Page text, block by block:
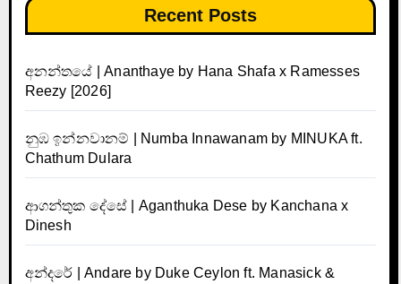
Recent Posts
අනන්තයේ | Ananthaye by Hana Shafa x Ramesses
Reezy [2026]
නුඹ ඉන්නවානම් | Numba Innawanam by MINUKA ft.
Chathum Dulara
ආගන්තුක දේසේ | Aganthuka Dese by Kanchana x
Dinesh
අන්දරේ | Andare by Duke Ceylon ft. Manasick &